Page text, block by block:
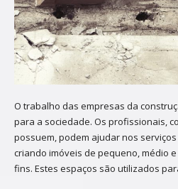
O trabalho das empresas da
para a sociedade. Os profissionais,
possuem, podem ajudar nos
criando imóveis de pequeno, médio
fins. Estes espaços são utilizados